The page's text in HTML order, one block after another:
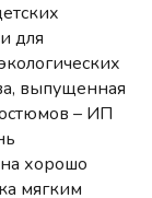
для
выпущенная
– ИП
хорошо
мягким